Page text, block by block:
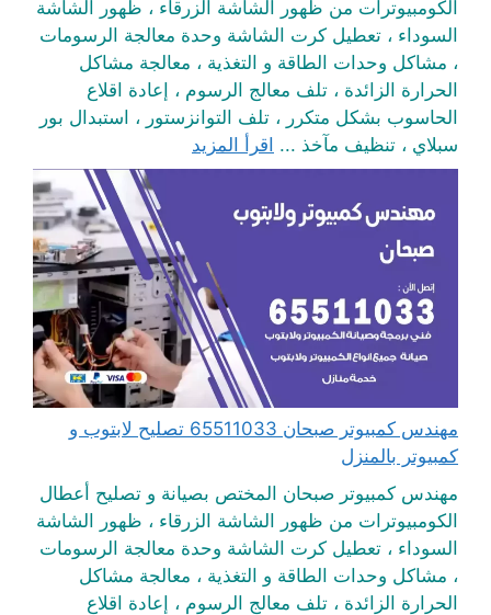
الكومبيوترات من ظهور الشاشة الزرقاء ، ظهور الشاشة
السوداء ، تعطيل كرت الشاشة وحدة معالجة الرسومات
، مشاكل وحدات الطاقة و التغذية ، معالجة مشاكل
الحرارة الزائدة ، تلف معالج الرسوم ، إعادة اقلاع
الحاسوب بشكل متكرر ، تلف التوانزستور ، استبدال بور
سبلاي ، تنظيف مآخذ ... اقرأ المزيد
مهندس كمبيوتر صبحان 65511033 تصليح لابتوب و
كمبيوتر بالمنزل
مهندس كمبيوتر صبحان المختص بصيانة و تصليح أعطال
الكومبيوترات من ظهور الشاشة الزرقاء ، ظهور الشاشة
السوداء ، تعطيل كرت الشاشة وحدة معالجة الرسومات
، مشاكل وحدات الطاقة و التغذية ، معالجة مشاكل
الحرارة الزائدة ، تلف معالج الرسوم ، إعادة اقلاع